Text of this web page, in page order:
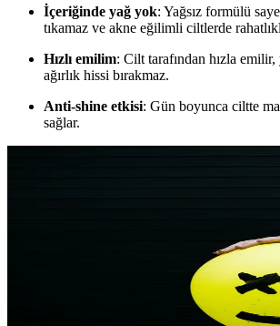
İçeriğinde yağ yok: Yağsız formülü
tıkamaz ve akne eğilimli ciltlerde
Hızlı emilim: Cilt tarafından hızla emilir,
ağırlık hissi bırakmaz.
Anti-shine etkisi: Gün boyunca ciltte
sağlar.